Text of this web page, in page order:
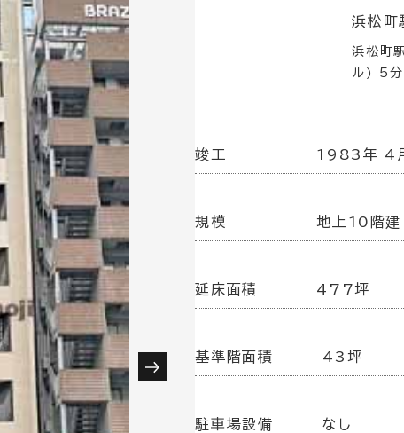
浜松
浜松町
ル) 5分
竣工 1983年 4
規模 地上10階建
延床面積 477坪
基準階面積 43坪
駐車場設備 なし